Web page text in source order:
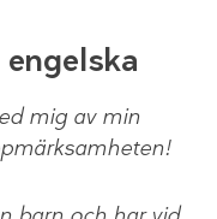
mig av min